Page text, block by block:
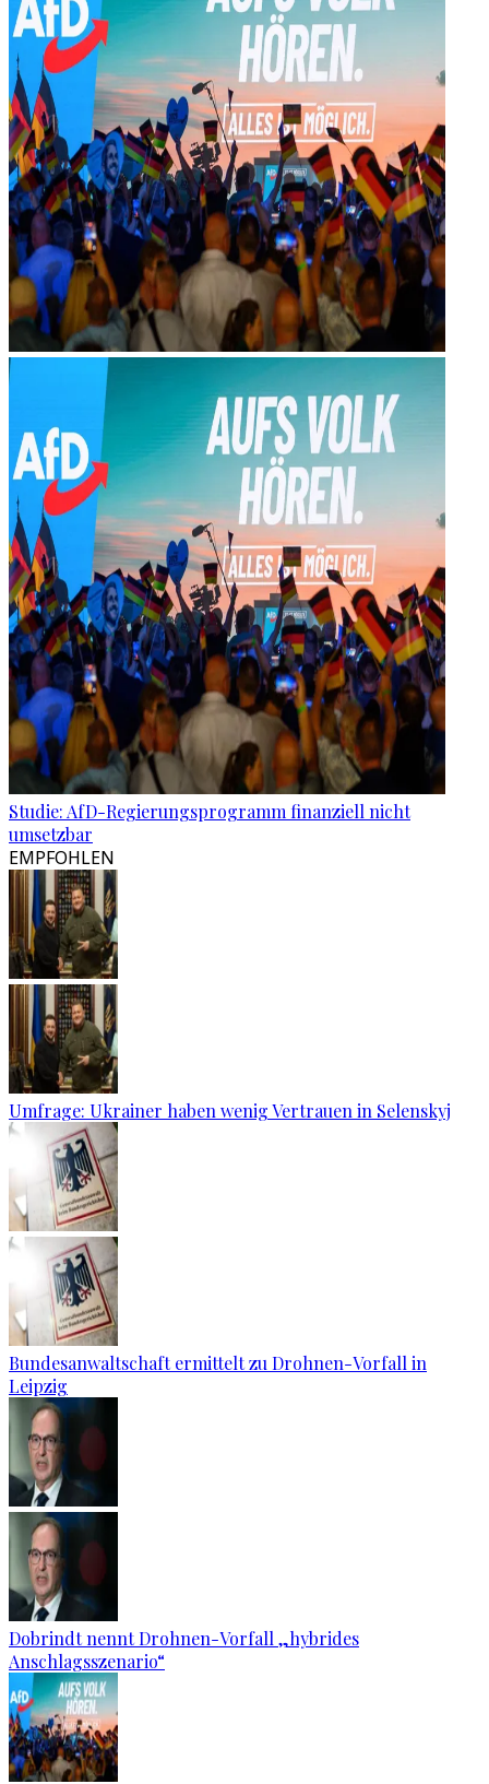
Studie: AfD-Regierungsprogramm finanziell nicht
umsetzbar
EMPFOHLEN
Umfrage: Ukrainer haben wenig Vertrauen in Selenskyj
Bundesanwaltschaft ermittelt zu Drohnen-Vorfall in
Leipzig
Dobrindt nennt Drohnen-Vorfall „hybrides
Anschlagsszenario“